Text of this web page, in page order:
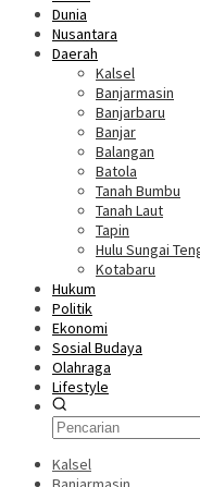
Dunia
Nusantara
Daerah
Kalsel
Banjarmasin
Banjarbaru
Banjar
Balangan
Batola
Tanah Bumbu
Tanah Laut
Tapin
Hulu Sungai
Kotabaru
Hukum
Politik
Ekonomi
Sosial Budaya
Olahraga
Lifestyle
Kalsel